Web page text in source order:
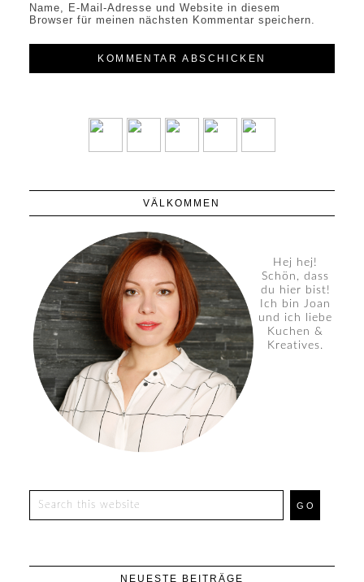
Name, E-Mail-Adresse und Website in diesem
Browser für meinen nächsten Kommentar speichern.
VÄLKOMMEN
Hej hej!
Schön, dass
du hier bist!
Ich bin Joan
und ich liebe
Kuchen &
Kreatives.
NEUESTE BEITRÄGE